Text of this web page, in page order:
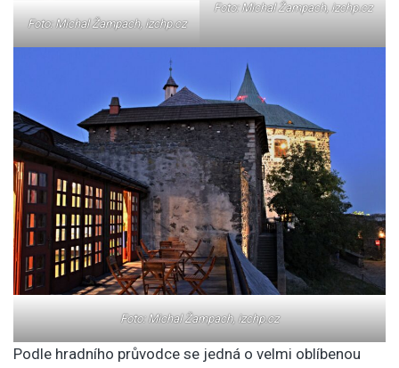
Foto: Michal Žampach, izchp.cz
Foto: Michal Žampach, izchp.cz
Foto: Michal Žampach, izchp.cz
Podle hradního průvodce se jedná o velmi oblíbenou